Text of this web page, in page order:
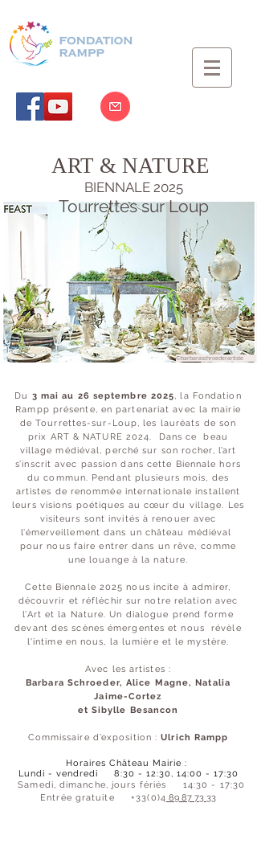
©barbaraschroederartiste
Du 3 mai au 26 septembre 2025, la Fondation
Rampp présente, en partenariat avec la mairie
de Tourrettes-sur-Loup, les lauréats de son
prix ART & NATURE 2024. Dans ce beau
village médiéval, perché sur son rocher, l’art
s’inscrit avec passion dans cette Biennale hors
du commun. Pendant plusieurs mois, des
artistes de renommée internationale installent
leurs visions poétiques au cœur du village. Les
visiteurs sont invités à renouer avec
l’émerveillement dans un château médiéval
pour nous faire entrer dans un rêve, comme
une louange à la nature.
Cette Biennale 2025 nous incite à admirer,
découvrir et réfléchir sur notre relation avec
l’Art et la Nature. Un dialogue prend forme
devant des scènes émergentes et nous révèle
l'intime en nous, la lumière et le mystère.
Avec les artistes :
Barbara Schroeder, Alice Magne, Natalia
Jaime-Cortez
et Sibylle Besancon
Commissaire d’exposition :Ulrich Rampp
Horaires Château Mairie :
Lundi - vendredi 8:30 - 12:30, 14:00 - 17:30
Samedi, dimanche, jours fériés 14:30 - 17:30
Entrée gratuite +33(0)4 89 87 73 33
& NATURE
BIENNALE 2025
Tourrettes sur Loup